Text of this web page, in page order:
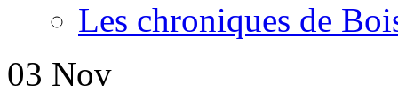
Les chroniques de
03 Nov